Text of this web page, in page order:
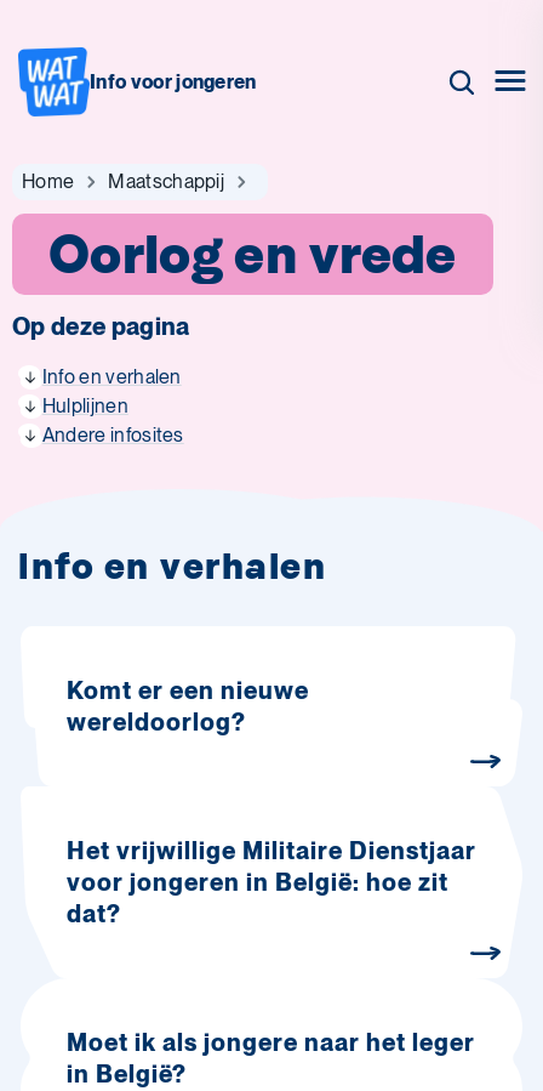
Info voor jongeren
Home Maatschappij
Oorlog en vrede
Op deze pagina
Info en verhalen
Hulplijnen
Andere infosites
Info en verhalen
Komt er een nieuwe
wereldoorlog?
Het vrijwillige Militaire Dienstjaar
voor jongeren in België: hoe zit
dat?
Moet ik als jongere naar het leger
in België?